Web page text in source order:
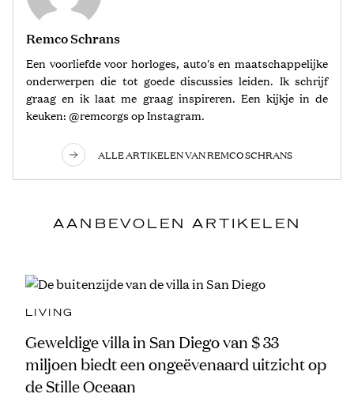
Remco Schrans
Een voorliefde voor horloges, auto's en maatschappelijke
onderwerpen die tot goede discussies leiden. Ik schrijf
graag en ik laat me graag inspireren. Een kijkje in de
keuken: @remcorgs op Instagram.
ALLE ARTIKELEN VAN REMCO SCHRANS
AANBEVOLEN ARTIKELEN
LIVING
Geweldige villa in San Diego van $ 33
miljoen biedt een ongeëvenaard uitzicht op
de Stille Oceaan